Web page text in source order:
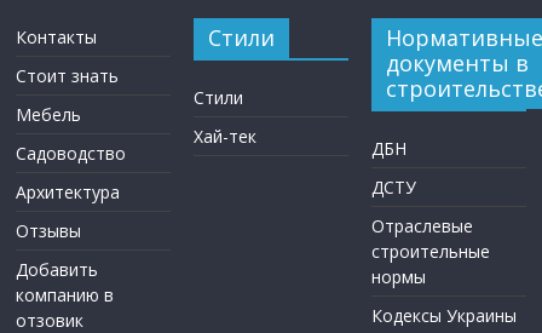
Контакты
Стоит знать
Мебель
Садоводство
Архитектура
Отзывы
Добавить
компанию в
отзовик
Стили
Стили
Хай-тек
Нормативные
документы в
ДБН
ДСТУ
Отраслевые
строительные
нормы
Кодексы Украины